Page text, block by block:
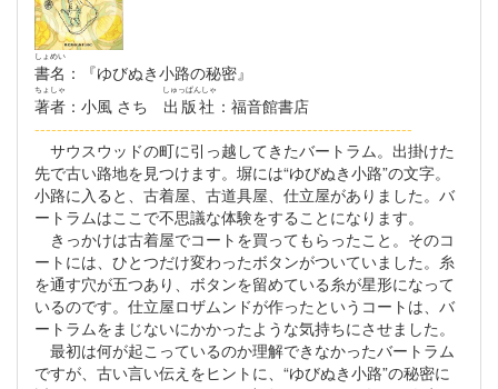
書名
しょめい
：『ゆびぬき小路の秘密』
著者
ちょしゃ
：小風 さち 出版社
しゅっぱんしゃ
：福音館書店
--------------------------------------------------------------------
サウスウッドの町に引っ越してきたバートラム。出掛けた
先で古い路地を見つけます。塀には“ゆびぬき小路”の文字。
小路に入ると、古着屋、古道具屋、仕立屋がありました。バ
ートラムはここで不思議な体験をすることになります。
きっかけは古着屋でコートを買ってもらったこと。そのコ
ートには、ひとつだけ変わったボタンがついていました。糸
を通す穴が五つあり、ボタンを留めている糸が星形になって
いるのです。仕立屋ロザムンドが作ったというコートは、バ
ートラムをまじないにかかったような気持ちにさせました。
最初は何が起こっているのか理解できなかったバートラム
ですが、古い言い伝えをヒントに、“ゆびぬき小路”の秘密に